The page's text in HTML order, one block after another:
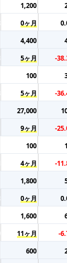
1,200
0ヶ月
4,400
5ヶ月
-
100
5ヶ月
-
27,000
9ヶ月
-
100
4ヶ月
-
1,800
0ヶ月
1,600
11ヶ月
-
600